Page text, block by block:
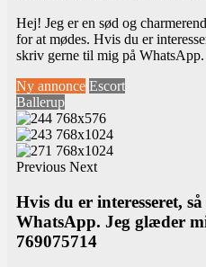
Hej! Jeg er en sød og
for at mødes. Hvis du er
skriv gerne til mig på WhatsApp.
Ny annonce Escort
Ballerup
Previous Next
Hvis du er interesseret,
WhatsApp. Jeg glæder
769075714